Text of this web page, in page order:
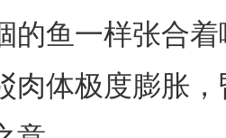
的鱼一样张合
肉体极度膨胀